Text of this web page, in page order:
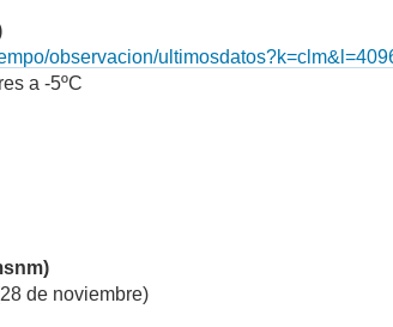
observacion/
a -5ºC
de noviembre)